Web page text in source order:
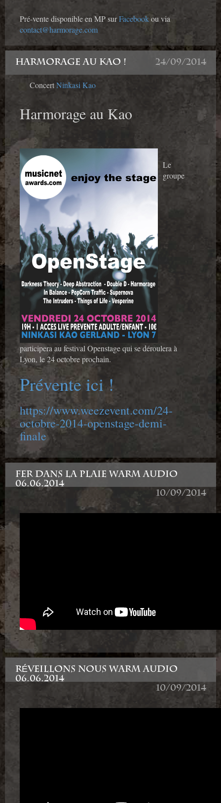
Pré-vente disponible en MP surFacebookou via
contact@harmorage.com
HARMORAGE AU KAO ! 24/09/2014
ConcertNinkasi Kao
Harmorage au Kao
Le
groupe
participera au festival Openstage qui se déroulera à
Lyon, le 24 octobre prochain.
Prévente ici !
https://www.weezevent.com/24-
octobre-2014-openstage-demi-
finale
FER DANS LA PLAIE WARM AUDIO
06.06.2014
10/09/2014
RÉVEILLONS NOUS WARM AUDIO
06.06.2014
10/09/2014